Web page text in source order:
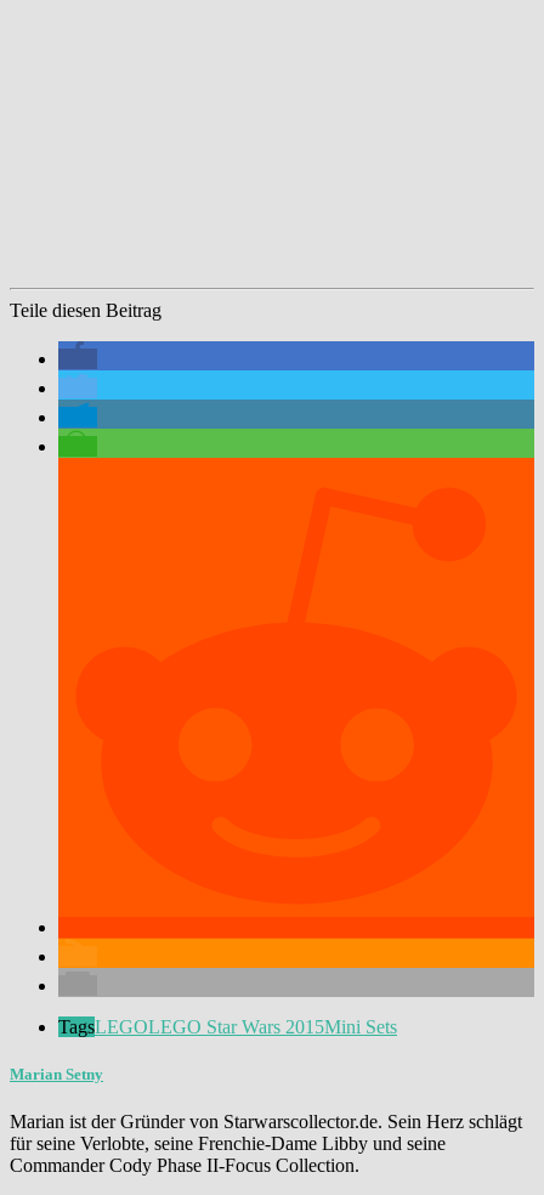
Teile diesen Beitrag
TagsLEGOLEGO Star Wars 2015Mini Sets
Marian Setny
Marian ist der Gründer von Starwarscollector.de. Sein Herz schlägt
für seine Verlobte, seine Frenchie-Dame Libby und seine
Commander Cody Phase II-Focus Collection.